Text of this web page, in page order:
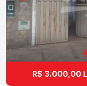
em contato para
de perto todos os
casa o lugar
R$ 3.000,00 L